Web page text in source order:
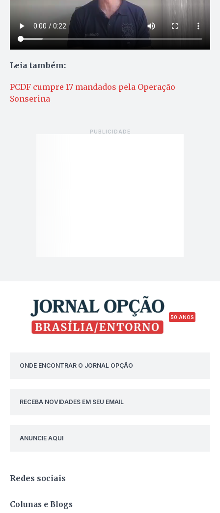
Leia também:
PCDF cumpre 17 mandados pela Operação
Sonserina
50 ANOS
ONDE ENCONTRAR O JORNAL OPÇÃO
RECEBA NOVIDADES EM SEU EMAIL
ANUNCIE AQUI
Redes sociais
Colunas e Blogs